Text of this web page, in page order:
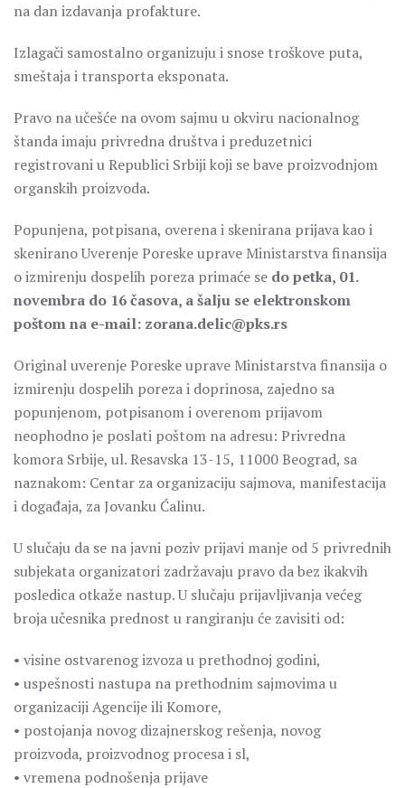
na dan izdavanja profakture.
Izlagači samostalno organizuju i snose troškove puta,
smeštaja i transporta eksponata.
Pravo na učešće na ovom sajmu u okviru nacionalnog
štanda imaju privredna društva i preduzetnici
registrovani u Republici Srbiji koji se bave proizvodnjom
organskih proizvoda.
Popunjena, potpisana, overena i skenirana prijava kao i
skenirano Uverenje Poreske uprave Ministarstva finansija
o izmirenju dospelih poreza primaće se do petka, 01.
novembra do 16 časova, a šalju se elektronskom
poštom na e-mail: zorana.delic@pks.rs
Original uverenje Poreske uprave Ministarstva finansija o
izmirenju dospelih poreza i doprinosa, zajedno sa
popunjenom, potpisanom i overenom prijavom
neophodno je poslati poštom na adresu: Privredna
komora Srbije, ul. Resavska 13-15, 11000 Beograd, sa
naznakom: Centar za organizaciju sajmova, manifestacija
i događaja, za Jovanku Ćalinu.
U slučaju da se na javni poziv prijavi manje od 5 privrednih
subjekata organizatori zadržavaju pravo da bez ikakvih
posledica otkaže nastup. U slučaju prijavljivanja većeg
broja učesnika prednost u rangiranju će zavisiti od:
• visine ostvarenog izvoza u prethodnoj godini,
• uspešnosti nastupa na prethodnim sajmovima u
organizaciji Agencije ili Komore,
• postojanja novog dizajnerskog rešenja, novog
proizvoda, proizvodnog procesa i sl,
• vremena podnošenja prijave